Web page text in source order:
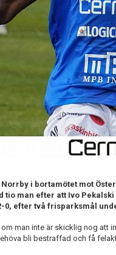
i bortamötet mot
tio man efter att Ivo
0, efter två frisparksmål
man inte är skicklig nog
bli bestraffad och få